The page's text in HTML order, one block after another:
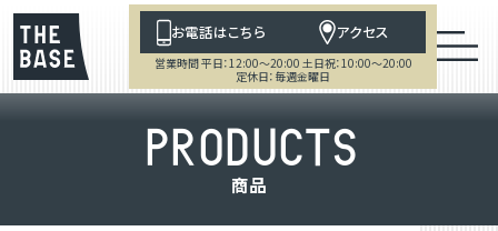
お電話はこちら アクセス
営業時間 平日：12:00～20:00 土日祝：10:00～20:00
定休日：毎週金曜日
PRODUCTS
商品